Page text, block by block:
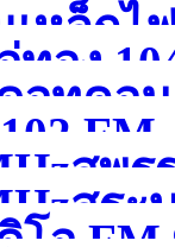
)
หล็กไ
(จังหวั
ทอง
อทคอ
FM
สุพ
สระ